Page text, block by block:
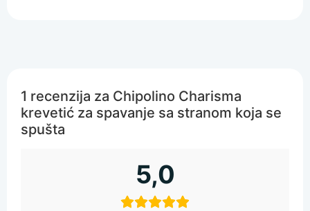
1 recenzija za Chipolino Charisma
krevetić za spavanje sa stranom koja se
spušta
5,0